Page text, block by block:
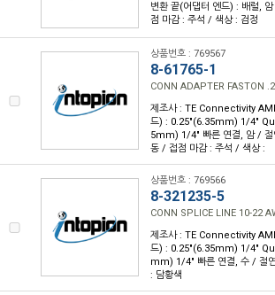
변환 끝(어댑터 엔드) : 배럴,
점 마감 : 주석 / 색상 : 검정
상품번호 : 769567
8-61765-1
CONN ADAPTER FASTON
제조사 : TE Connectivity
드) : 0.25"(6.35mm) 1/4"
5mm) 1/4" 빠른 연결, 암 / 절
동 / 접점 마감 : 주석 / 색상 :
상품번호 : 769566
8-321235-5
CONN SPLICE LINE 10-22
제조사 : TE Connectivity
드) : 0.25"(6.35mm) 1/4"
mm) 1/4" 빠른 연결, 수 / 절
: 담황색